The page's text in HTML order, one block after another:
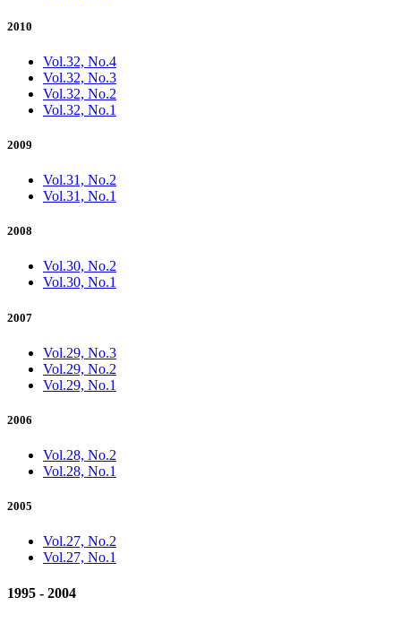
2010
Vol.32, No.4
Vol.32, No.3
Vol.32, No.2
Vol.32, No.1
2009
Vol.31, No.2
Vol.31, No.1
2008
Vol.30, No.2
Vol.30, No.1
2007
Vol.29, No.3
Vol.29, No.2
Vol.29, No.1
2006
Vol.28, No.2
Vol.28, No.1
2005
Vol.27, No.2
Vol.27, No.1
1995 - 2004